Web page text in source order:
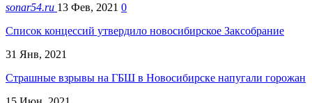
sonar54.ru 13 Фев, 2021 0
Список концессий утвердило новосибирское Заксобрание
31 Янв, 2021
Страшные взрывы на ГБШ в Новосибирске напугали горожан